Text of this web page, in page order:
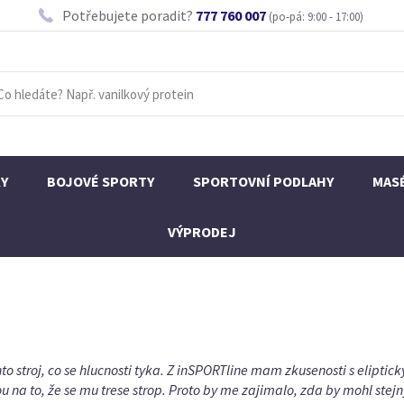
Potřebujete poradit? 777 760 007 (po-pá: 9:00 - 17:00)
BOJOVÉ SPORTY SPORTOVNÍ PODLAHY
VÝPRODEJ
stroj, co se hlucnosti tyka. Z inSPORTline mam zkusenosti s
na to, že se mu trese strop. Proto by me zajimalo, zda by mohl